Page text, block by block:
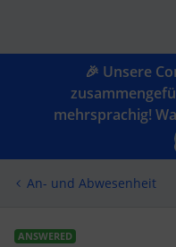
🎉 Unsere
mehrsprachig!
An- und Abwesenheit
ANSWERED